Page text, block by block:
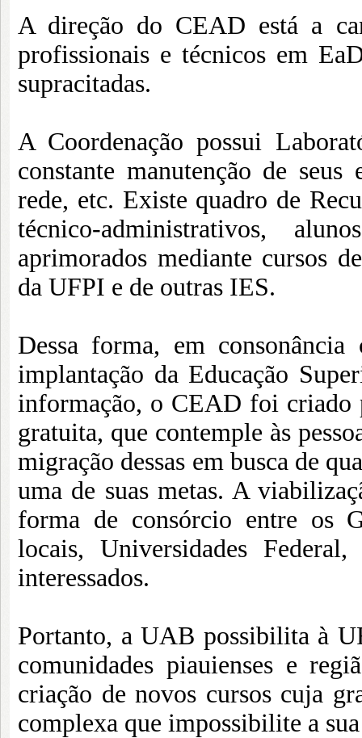
A direção do CEAD está a
profissionais e técnicos em
supracitadas.
A Coordenação possui
constante manutenção de seus
rede, etc. Existe quadro de
técnico-administrativos,
aprimorados mediante cursos
da UFPI e de outras IES.
Dessa forma, em
implantação da Educação
informação, o CEAD foi criado
gratuita, que contemple às
migração dessas em busca de
uma de suas metas. A
forma de consórcio entre os
locais, Universidades
interessados.
Portanto, a UAB possibilita à
comunidades piauienses e
criação de novos cursos cuja
complexa que impossibilite a